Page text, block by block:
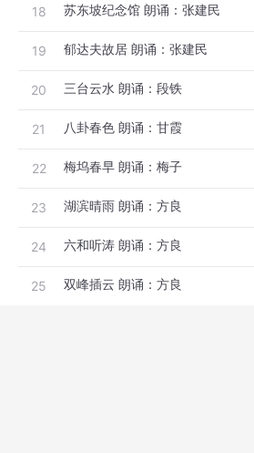
18 苏东坡纪念馆 朗诵：张建民
19 郁达夫故居 朗诵：张建民
20 三台云水 朗诵：段铁
21 八卦春色 朗诵：甘霞
22 梅坞春早 朗诵：梅子
23 湖滨晴雨 朗诵：方良
24 六和听涛 朗诵：方良
25 双峰插云 朗诵：方良